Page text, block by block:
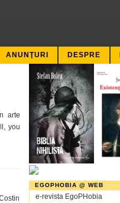
ANUNŢURI DESPRE
arte
you
EGOPHOBIA @ WEB
e-revista EgoPHobia